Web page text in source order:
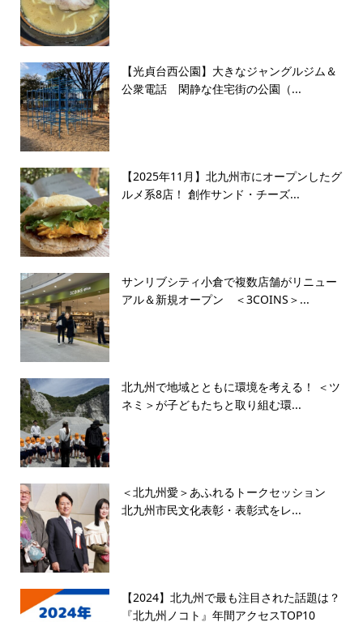
【光貞台西公園】大きなジャングルジム＆
公衆電話 閑静な住宅街の公園（...
【2025年11月】北九州市にオープンしたグ
ルメ系8店！ 創作サンド・チーズ...
サンリブシティ小倉で複数店舗がリニュー
アル＆新規オープン ＜3COINS＞...
北九州で地域とともに環境を考える！ ＜ツ
ネミ＞が子どもたちと取り組む環...
＜北九州愛＞あふれるトークセッション
北九州市民文化表彰・表彰式をレ...
【2024】北九州で最も注目された話題は？
『北九州ノコト』年間アクセスTOP10